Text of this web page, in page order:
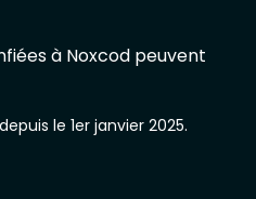
à Noxcod peuvent
le 1er janvier 2025.